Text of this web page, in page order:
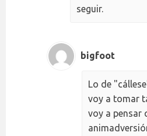
seguir.
bigfoot
Lo de
voy a tomar
voy a pensar